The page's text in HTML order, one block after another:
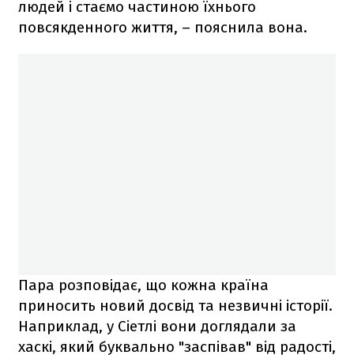
людей і стаємо частиною їхнього
повсякденного життя, – пояснила вона.
Пара розповідає, що кожна країна
приносить новий досвід та незвичні історії.
Наприклад, у Сіетлі вони доглядали за
хаскі, який буквально "заспівав" від радості,